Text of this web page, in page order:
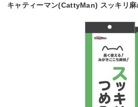
キャティーマン(CattyMan) スッキリ麻